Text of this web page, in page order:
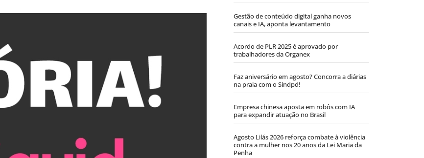
Gestão de conteúdo digital ganha novos
canais e IA, aponta levantamento
Acordo de PLR 2025 é aprovado por
trabalhadores da Organex
Faz aniversário em agosto? Concorra a diárias
na praia com o Sindpd!
Empresa chinesa aposta em robôs com IA
para expandir atuação no Brasil
Agosto Lilás 2026 reforça combate à violência
contra a mulher nos 20 anos da Lei Maria da
Penha